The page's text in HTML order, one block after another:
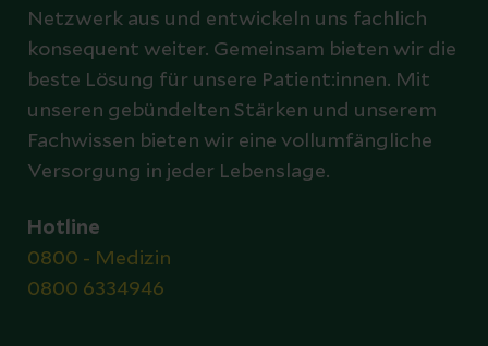
Netzwerk aus und entwickeln uns fachlich
konsequent weiter. Gemeinsam bieten wir die
beste Lösung für unsere Patient:innen. Mit
unseren gebündelten Stärken und unserem
Fachwissen bieten wir eine vollumfängliche
Versorgung in jeder Lebenslage.
Hotline
0800 - Medizin
0800 6334946